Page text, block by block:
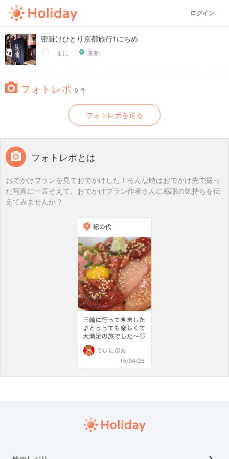
ログイン
密避けひとり京都旅行1にちめ
まに 京都
フォトレポ 0 件
フォトレポを送る
フォトレポとは
おでかけプランを見ておでかけした！そんな時はおでかけ先で撮っ
た写真に一言そえて、おでかけプラン作者さんに感謝の気持ちを伝
えてみませんか？